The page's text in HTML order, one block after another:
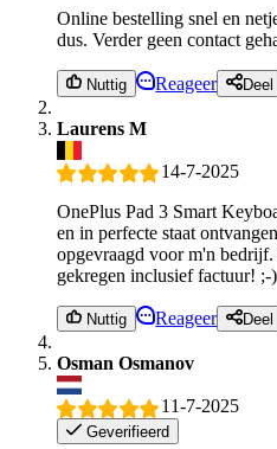
Online bestelling snel en
dus. Verder geen contact
Nuttig Reageer Deel
Laurens M
14-7-2025
OnePlus Pad 3 Smart
en in perfecte staat
opgevraagd voor m'n
gekregen inclusief factuur! ;-)
Nuttig Reageer Deel
Osman Osmanov
11-7-2025
Geverifieerd